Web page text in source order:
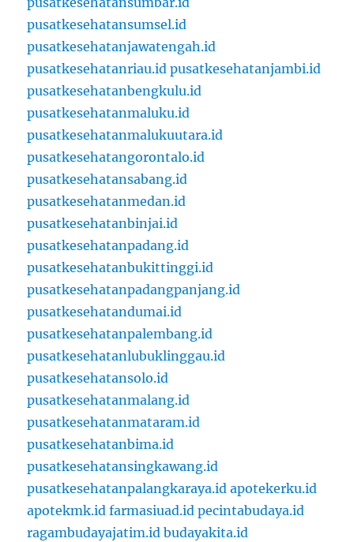
pusatkesehatansumsel.id
pusatkesehatanjawatengah.id
pusatkesehatanriau.id pusatkesehatanjambi.id
pusatkesehatanbengkulu.id
pusatkesehatanmaluku.id
pusatkesehatanmalukuutara.id
pusatkesehatangorontalo.id
pusatkesehatansabang.id
pusatkesehatanmedan.id
pusatkesehatanbinjai.id
pusatkesehatanpadang.id
pusatkesehatanbukittinggi.id
pusatkesehatanpadangpanjang.id
pusatkesehatandumai.id
pusatkesehatanpalembang.id
pusatkesehatanlubuklinggau.id
pusatkesehatansolo.id
pusatkesehatanmalang.id
pusatkesehatanmataram.id
pusatkesehatanbima.id
pusatkesehatansingkawang.id
pusatkesehatanpalangkaraya.id apotekerku.id
apotekmk.id farmasiuad.id pecintabudaya.id
ragambudayajatim.id budayakita.id